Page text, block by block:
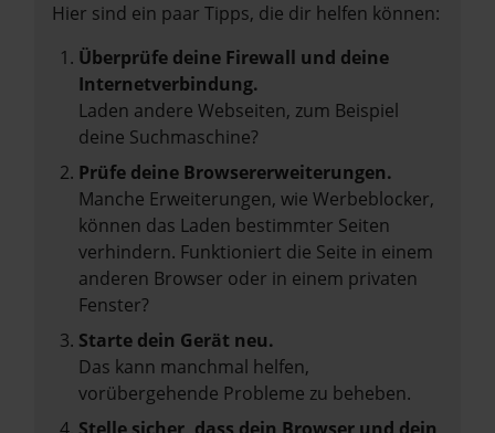
Hier sind ein paar Tipps, die dir helfen können:
Überprüfe deine Firewall und deine
Internetverbindung.
Laden andere Webseiten, zum Beispiel
deine Suchmaschine?
Prüfe deine Browsererweiterungen.
Manche Erweiterungen, wie Werbeblocker,
können das Laden bestimmter Seiten
verhindern. Funktioniert die Seite in einem
anderen Browser oder in einem privaten
Fenster?
Starte dein Gerät neu.
Das kann manchmal helfen,
vorübergehende Probleme zu beheben.